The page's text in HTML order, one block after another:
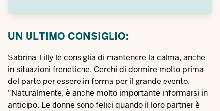
UN ULTIMO CONSIGLIO:
Sabrina Tilly le consiglia di mantenere la calma, anche
in situazioni frenetiche. Cerchi di dormire molto prima
del parto per essere in forma per il grande evento.
"Naturalmente, è anche molto importante informarsi in
anticipo. Le donne sono felici quando il loro partner è